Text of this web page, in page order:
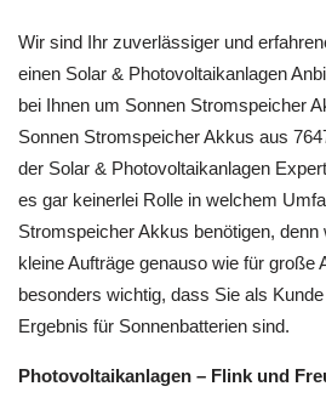
Wir sind Ihr zuverlässiger und
einen Solar & Photovoltaikanlagen
bei Ihnen um Sonnen Stromspeicher
Sonnen Stromspeicher Akkus aus
der Solar & Photovoltaikanlagen
es gar keinerlei Rolle in welchem
Stromspeicher Akkus benötigen,
kleine Aufträge genauso wie für große
besonders wichtig, dass Sie als
Ergebnis für Sonnenbatterien sind.
Photovoltaikanlagen – Flink und